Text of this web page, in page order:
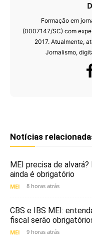
Formação em
(0007147/SC) com
2017. Atualmente,
Jornalismo,
Notícias
MEI precisa de
ainda é obrigatório
MEI 8 horas atrás
CBS e IBS MEI:
fiscal serão
MEI 9 horas atrás